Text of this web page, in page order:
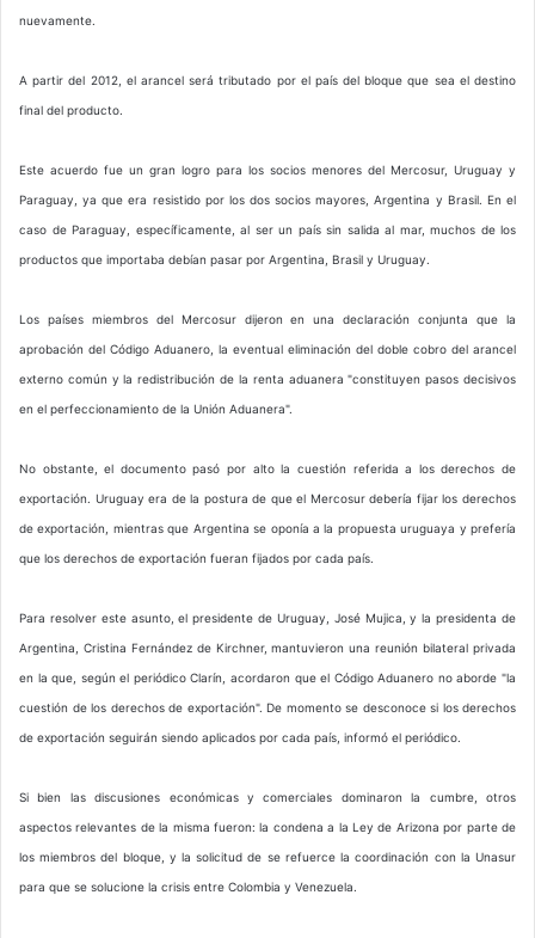
nuevamente.
A partir del 2012, el arancel será tributado por el país del bloque que sea el destino
final del producto.
Este acuerdo fue un gran logro para los socios menores del Mercosur, Uruguay y
Paraguay, ya que era resistido por los dos socios mayores, Argentina y Brasil. En el
caso de Paraguay, específicamente, al ser un país sin salida al mar, muchos de los
productos que importaba debían pasar por Argentina, Brasil y Uruguay.
Los países miembros del Mercosur dijeron en una declaración conjunta que la
aprobación del Código Aduanero, la eventual eliminación del doble cobro del arancel
externo común y la redistribución de la renta aduanera "constituyen pasos decisivos
en el perfeccionamiento de la Unión Aduanera".
No obstante, el documento pasó por alto la cuestión referida a los derechos de
exportación. Uruguay era de la postura de que el Mercosur debería fijar los derechos
de exportación, mientras que Argentina se oponía a la propuesta uruguaya y prefería
que los derechos de exportación fueran fijados por cada país.
Para resolver este asunto, el presidente de Uruguay, José Mujica, y la presidenta de
Argentina, Cristina Fernández de Kirchner, mantuvieron una reunión bilateral privada
en la que, según el periódico Clarín, acordaron que el Código Aduanero no aborde "la
cuestión de los derechos de exportación". De momento se desconoce si los derechos
de exportación seguirán siendo aplicados por cada país, informó el periódico.
Si bien las discusiones económicas y comerciales dominaron la cumbre, otros
aspectos relevantes de la misma fueron: la condena a la Ley de Arizona por parte de
los miembros del bloque, y la solicitud de se refuerce la coordinación con la Unasur
para que se solucione la crisis entre Colombia y Venezuela.